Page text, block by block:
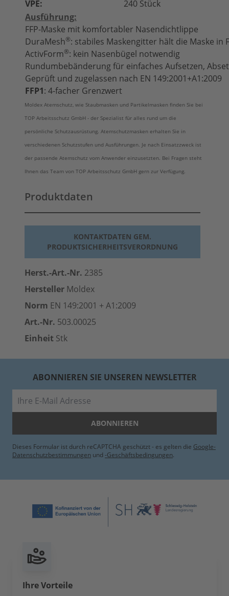
VPE:
240 Stück
Ausführung:
FFP-Maske mit komfortabler Nasendichtlippe
DuraMesh®: stabiles Maskengitter hält die Maske in
ActivForm®: kein Nasenbügel notwendig
Rundumbebänderung für einfaches Aufsetzen,
Geprüft und zugelassen nach EN 149:2001+A1:2009
FFP1: 4-facher Grenzwert
Moldex Atemschutz, wie Staubmasken und Partikelmasken finden Sie bei
TOP Arbeitsschutz GmbH - der Spezialist für alles rund um die
persönliche Schutzausrüstung. Atemschutzmasken erhalten Sie in
verschiedenen Schutzstufen und Ausführungen. Je nach Einsatzzweck ist
der passende Atemschutz vom Anwender einzusetzten. Bei Fragen steht
Ihnen das Team von TOP Arbeitsschutz GmbH gern zur Verfügung.
Produktdaten
KONTAKTDATEN GEM.
PRODUKTSICHERHEITSVERORDNUNG
Herst.-Art.-Nr. 2385
Hersteller Moldex
Norm EN 149:2001 + A1:2009
Art.-Nr. 503.00025
Einheit Stk
ABONNIEREN SIE UNSEREN NEWSLETTER
ABONNIEREN
Dieses Formular ist durch reCAPTCHA geschützt - es gelten die Google-
Datenschutzbestimmungen und -Geschäftsbedingungen.
Ihre Vorteile